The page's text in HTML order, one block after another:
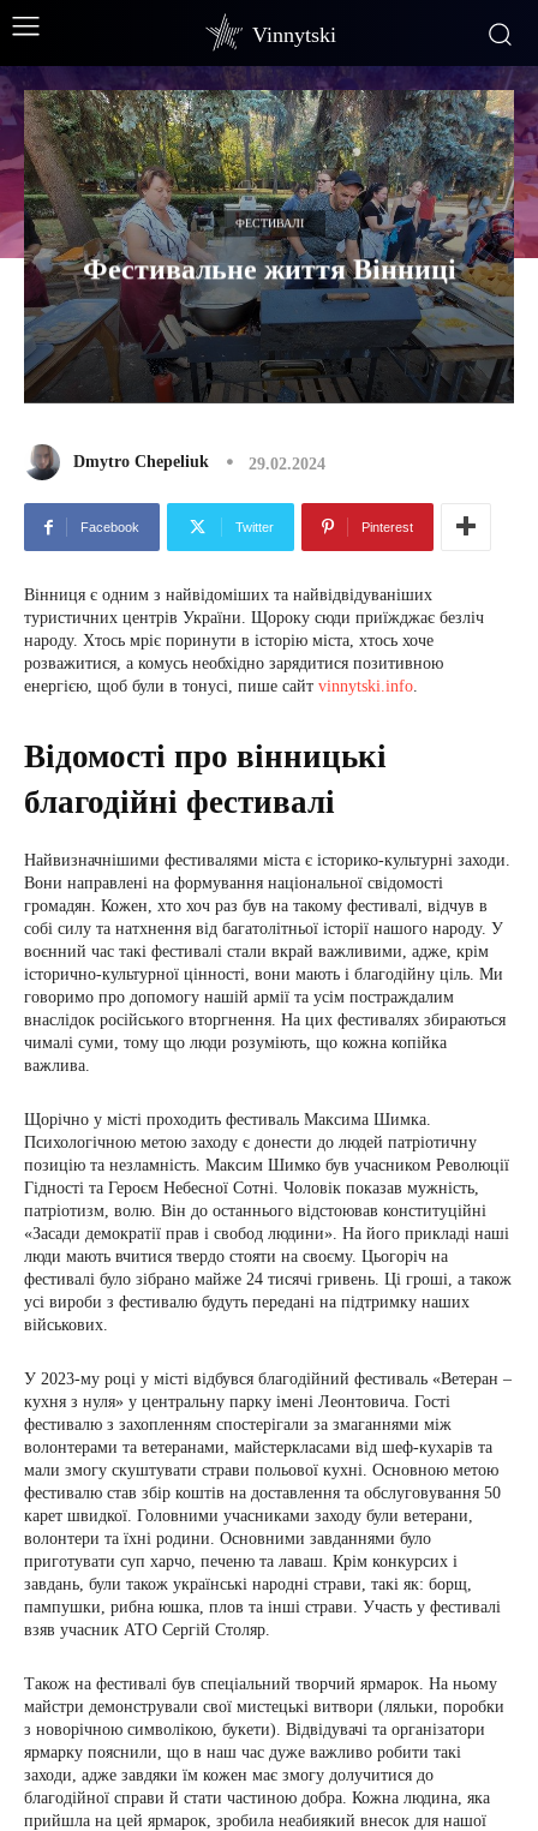
Vinnytski
ФЕСТИВАЛІ
Фестивальне життя Вінниці
Dmytro Chepeliuk 29.02.2024
Facebook Twitter Pinterest
Вінниця є одним з найвідоміших та найвідвідуваніших
туристичних центрів України. Щороку сюди приїжджає безліч
народу. Хтось мріє поринути в історію міста, хтось хоче
розважитися, а комусь необхідно зарядитися позитивною
енергією, щоб були в тонусі, пише сайт vinnytski.info.
Відомості про вінницькі
благодійні фестивалі
Найвизначнішими фестивалями міста є історико-культурні заходи.
Вони направлені на формування національної свідомості
громадян. Кожен, хто хоч раз був на такому фестивалі, відчув в
собі силу та натхнення від багатолітньої історії нашого народу. У
воєнний час такі фестивалі стали вкрай важливими, адже, крім
історично-культурної цінності, вони мають і благодійну ціль. Ми
говоримо про допомогу нашій армії та усім постраждалим
внаслідок російського вторгнення. На цих фестивалях збираються
чималі суми, тому що люди розуміють, що кожна копійка
важлива.
Щорічно у місті проходить фестиваль Максима Шимка.
Психологічною метою заходу є донести до людей патріотичну
позицію та незламність. Максим Шимко був учасником Революції
Гідності та Героєм Небесної Сотні. Чоловік показав мужність,
патріотизм, волю. Він до останнього відстоював конституційні
«Засади демократії прав і свобод людини». На його прикладі наші
люди мають вчитися твердо стояти на своєму. Цьогоріч на
фестивалі було зібрано майже 24 тисячі гривень. Ці гроші, а також
усі вироби з фестивалю будуть передані на підтримку наших
військових.
У 2023-му році у місті відбувся благодійний фестиваль «Ветеран –
кухня з нуля» у центральну парку імені Леонтовича. Гості
фестивалю з захопленням спостерігали за змаганнями між
волонтерами та ветеранами, майстеркласами від шеф-кухарів та
мали змогу скуштувати страви польової кухні. Основною метою
фестивалю став збір коштів на доставлення та обслуговування 50
карет швидкої. Головними учасниками заходу були ветерани,
волонтери та їхні родини. Основними завданнями було
приготувати суп харчо, печеню та лаваш. Крім конкурсих і
завдань, були також українські народні страви, такі як: борщ,
пампушки, рибна юшка, плов та інші страви. Участь у фестивалі
взяв учасник АТО Сергій Столяр.
Також на фестивалі був спеціальний творчий ярмарок. На ньому
майстри демонстрували свої мистецькі витвори (ляльки, поробки
з новорічною символікою, букети). Відвідувачі та організатори
ярмарку пояснили, що в наш час дуже важливо робити такі
заходи, адже завдяки їм кожен має змогу долучитися до
благодійної справи й стати частиною добра. Кожна людина, яка
прийшла на цей ярмарок, зробила неабиякий внесок для нашої